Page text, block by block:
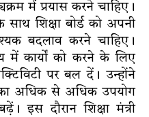
में प्रयास करने चाहिए।
शिक्षा बोर्ड को अपनी
बदलाव करने चाहिए।
कार्यों को करने के लिए
पर बल दें। उन्होंने
अधिक से अधिक उपयोग
इस दौरान शिक्षा मंत्री